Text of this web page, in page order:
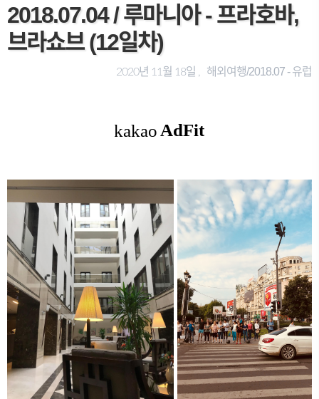
2018.07.04 / 루마니아 - 프라호바,
브라쇼브 (12일차)
2020년 11월 18일 , 해외여행/2018.07 - 유럽